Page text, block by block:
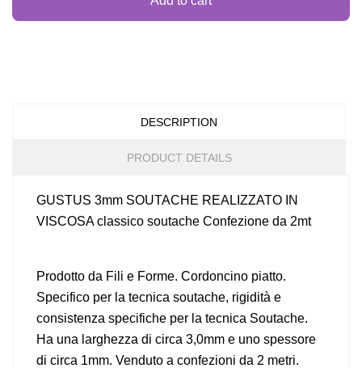
DESCRIPTION
PRODUCT DETAILS
GUSTUS 3mm SOUTACHE REALIZZATO IN
VISCOSA classico soutache Confezione da 2mt
Prodotto da Fili e Forme. Cordoncino piatto.
Specifico per la tecnica soutache, rigidità e
consistenza specifiche per la tecnica Soutache.
Ha una larghezza di circa 3,0mm e uno spessore
di circa 1mm. Venduto a confezioni da 2 metri.